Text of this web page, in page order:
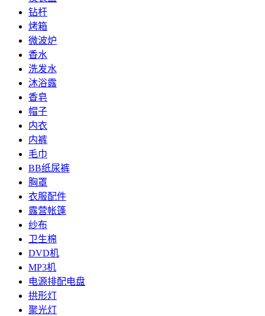
钻杆
烤箱
微波炉
香水
洗发水
沐浴露
香皂
帽子
内衣
内裤
毛巾
BB纸尿裤
胸罩
衣服配件
露营帐篷
纱布
卫生棉
DVD机
MP3机
电源排配电盘
拱形灯
聚光灯